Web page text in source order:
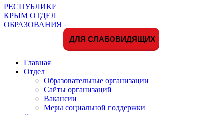
ДЛЯ СЛАБОВИДЯЩИХ
Главная
Отдел
Образовательные организации
Сайты организаций
Вакансии
Меры социальной поддержки